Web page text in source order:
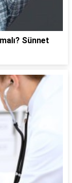
Sünnet